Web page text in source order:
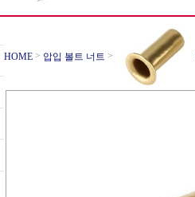
HOME > 압입 볼트 너트 >